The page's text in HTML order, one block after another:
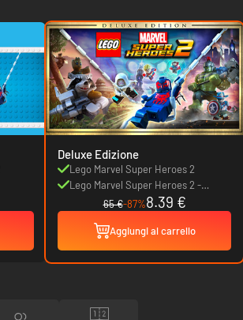
Deluxe Edizione
Lego Marvel Super Heroes 2
Lego Marvel Super Heroes 2 -
Season Pass
65 €-87%8.39 €
Aggiungi al carrello